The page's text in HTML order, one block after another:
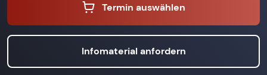
Termin auswählen
Infomaterial anfordern